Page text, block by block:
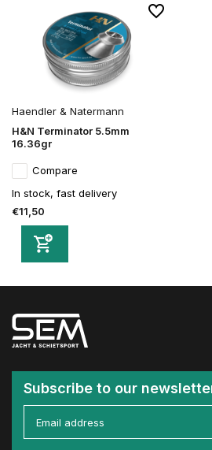
Haendler & Natermann
H&N Terminator 5.5mm
16.36gr
Compare
In stock, fast delivery
€11,50
Subscribe to our